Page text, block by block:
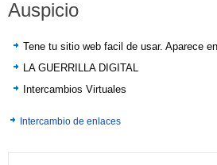
Auspicio
Tene tu sitio web facil de usar. Aparece
LA GUERRILLA DIGITAL
Intercambios Virtuales
Intercambio de enlaces